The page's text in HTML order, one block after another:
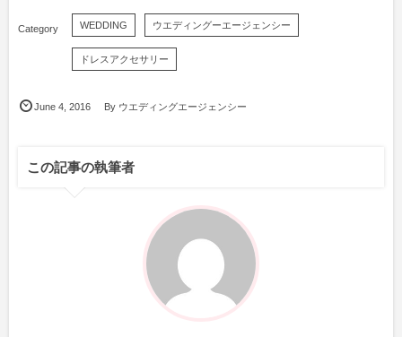
WEDDING ウエディングーエージェンシー
ドレスアクセサリー
June 4 ,2016 By ウエディングエージェンシー
この記事の執筆者